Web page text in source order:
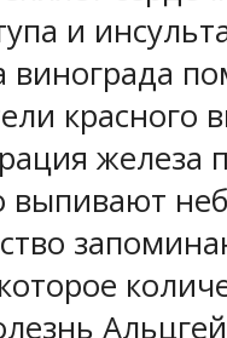
и
красного
железа
выпивают